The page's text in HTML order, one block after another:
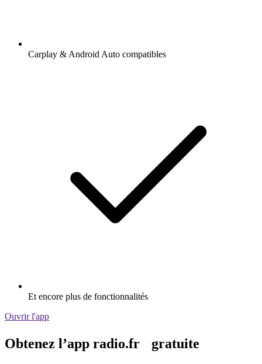
Carplay & Android Auto compatibles
Et encore plus de fonctionnalités
Ouvrir l'app
Obtenez l’app radio.fr gratuite